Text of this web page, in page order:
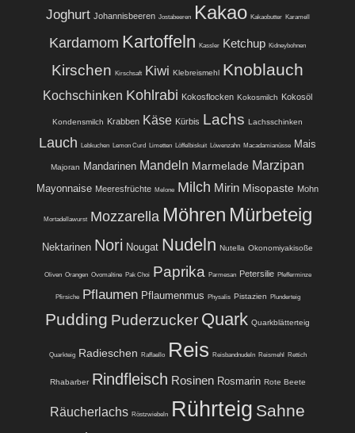
Joghurt Johannisbeeren Jostabeeren Kakao Kakaobutter Karamell
Kardamom Kartoffeln Kassler Ketchup Kidneybohnen
Kirschen Kirschsaft Kiwi Klebreismehl Knoblauch
Kochschinken Kohlrabi Kokosflocken Kokosmilch Kokosöl
Kondensmilch Krabben Käse Kürbis Lachs Lachsschinken
Lauch Lebkuchen Lemon Curd Limetten Löffelbiskuit Löwenzahn Macadamianüsse Mais
Majoran Mandarinen Mandeln Marmelade Marzipan
Mayonnaise Meeresfrüchte Melone Milch Mirin Misopaste Mohn
Mortadellawurst Mozzarella Möhren Mürbeteig
Nektarinen Nori Nougat Nudeln Nutella Okonomiyakisoße
Oliven Orangen Ovomaltine Pak Choi Paprika Parmesan Petersilie Pfefferminze
Pfirsiche Pflaumen Pflaumenmus Physalis Pistazien Plunderteig
Pudding Puderzucker Quark Quarkblätterteig
Quarkteig Radieschen Raffaello Reis Reisbandnudeln Reismehl Rettich
Rhabarber Rindfleisch Rosinen Rosmarin Rote Beete
Räucherlachs Röstzwiebeln Rührteig Sahne